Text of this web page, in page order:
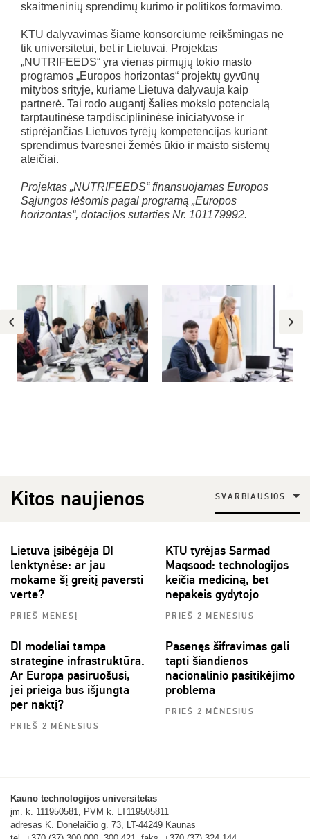
skaitmeninių sprendimų kūrimo ir politikos formavimo.
KTU dalyvavimas šiame konsorciume reikšmingas ne
tik universitetui, bet ir Lietuvai. Projektas
„NUTRIFEEDS“ yra vienas pirmųjų tokio masto
programos „Europos horizontas“ projektų gyvūnų
mitybos srityje, kuriame Lietuva dalyvauja kaip
partnerė. Tai rodo augantį šalies mokslo potencialą
tarptautinėse tarpdisciplininėse iniciatyvose ir
stiprėjančias Lietuvos tyrėjų kompetencijas kuriant
sprendimus tvaresnei žemės ūkio ir maisto sistemų
ateičiai.
Projektas „NUTRIFEEDS“ finansuojamas Europos
Sąjungos lėšomis pagal programą „Europos
horizontas“, dotacijos sutarties Nr. 101179992.
Kitos naujienos SVARBIAUSIOS
Lietuva įsibėgėja DI
lenktynėse: ar jau
mokame šį greitį paversti
verte?
PRIEŠ MĖNESĮ
KTU tyrėjas Sarmad
Maqsood: technologijos
keičia mediciną, bet
nepakeis gydytojo
PRIEŠ 2 MĖNESIUS
DI modeliai tampa
strategine infrastruktūra.
Ar Europa pasiruošusi,
jei prieiga bus išjungta
per naktį?
PRIEŠ 2 MĖNESIUS
Pasenęs šifravimas gali
tapti šiandienos
nacionalinio pasitikėjimo
problema
PRIEŠ 2 MĖNESIUS
Kauno technologijos universitetas
įm. k. 111950581, PVM k. LT119505811
adresas K. Donelaičio g. 73, LT-44249 Kaunas